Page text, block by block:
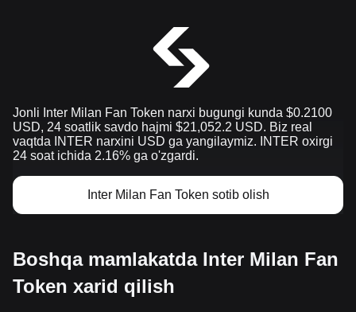
Jonli Inter Milan Fan Token narxi bugungi kunda $0.2100
USD, 24 soatlik savdo hajmi $21,052.2 USD. Biz real
vaqtda INTER narxini USD ga yangilaymiz. INTER oxirgi
24 soat ichida 2.16% ga o'zgardi.
Inter Milan Fan Token sotib olish
Boshqa mamlakatda Inter Milan Fan
Token xarid qilish